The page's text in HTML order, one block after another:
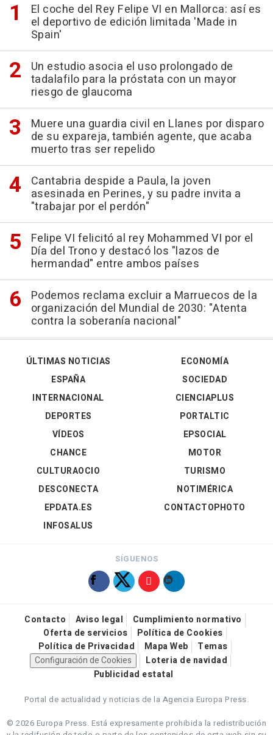
El coche del Rey Felipe VI en Mallorca: así es
el deportivo de edición limitada 'Made in
Spain'
Un estudio asocia el uso prolongado de
tadalafilo para la próstata con un mayor
riesgo de glaucoma
Muere una guardia civil en Llanes por disparo
de su expareja, también agente, que acaba
muerto tras ser repelido
Cantabria despide a Paula, la joven
asesinada en Perines, y su padre invita a
"trabajar por el perdón"
Felipe VI felicitó al rey Mohammed VI por el
Día del Trono y destacó los "lazos de
hermandad" entre ambos países
Podemos reclama excluir a Marruecos de la
organización del Mundial de 2030: "Atenta
contra la soberanía nacional"
ÚLTIMAS NOTICIAS
ESPAÑA
INTERNACIONAL
DEPORTES
VÍDEOS
ECONOMÍA
SOCIEDAD
CIENCIAPLUS
PORTALTIC
EPSOCIAL
CHANCE
CULTURAOCIO
DESCONECTA
EPDATA.ES
INFOSALUS
MOTOR
TURISMO
NOTIMÉRICA
CONTACTOPHOTO
SÍGUENOS
Contacto Aviso legal
Cumplimiento normativo
Oferta de servicios
Política de Cookies
Política de Privacidad
Mapa Web
Temas
Configuración de Cookies
Loteria de navidad
Publicidad estatal
Portal de actualidad y noticias de la Agencia Europa Press.
© 2026 Europa Press. Está expresamente prohibida la redistribución